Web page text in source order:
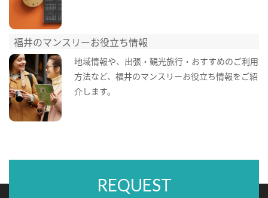
福井のマンスリーお役立ち情報
地域情報や、出張・観光旅行・おすすめのご利用
方法など、福井のマンスリーお役立ち情報をご紹
介します。
REQUEST